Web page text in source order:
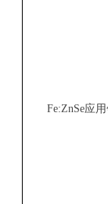
Fe:ZnSe应